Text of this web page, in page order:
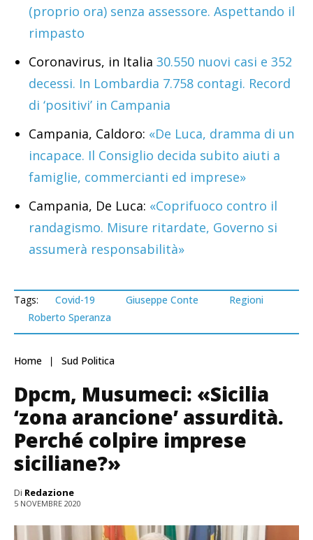
(proprio ora) senza assessore. Aspettando il
rimpasto
Coronavirus, in Italia 30.550 nuovi casi e 352
decessi. In Lombardia 7.758 contagi. Record
di ‘positivi’ in Campania
Campania, Caldoro: «De Luca, dramma di un
incapace. Il Consiglio decida subito aiuti a
famiglie, commercianti ed imprese»
Campania, De Luca: «Coprifuoco contro il
randagismo. Misure ritardate, Governo si
assumerà responsabilità»
Tags: Covid-19 Giuseppe Conte
Regioni
Roberto Speranza
Home Sud Politica
Dpcm, Musumeci: «Sicilia
‘zona arancione’ assurdità.
Perché colpire imprese
siciliane?»
Di Redazione
5 NOVEMBRE 2020